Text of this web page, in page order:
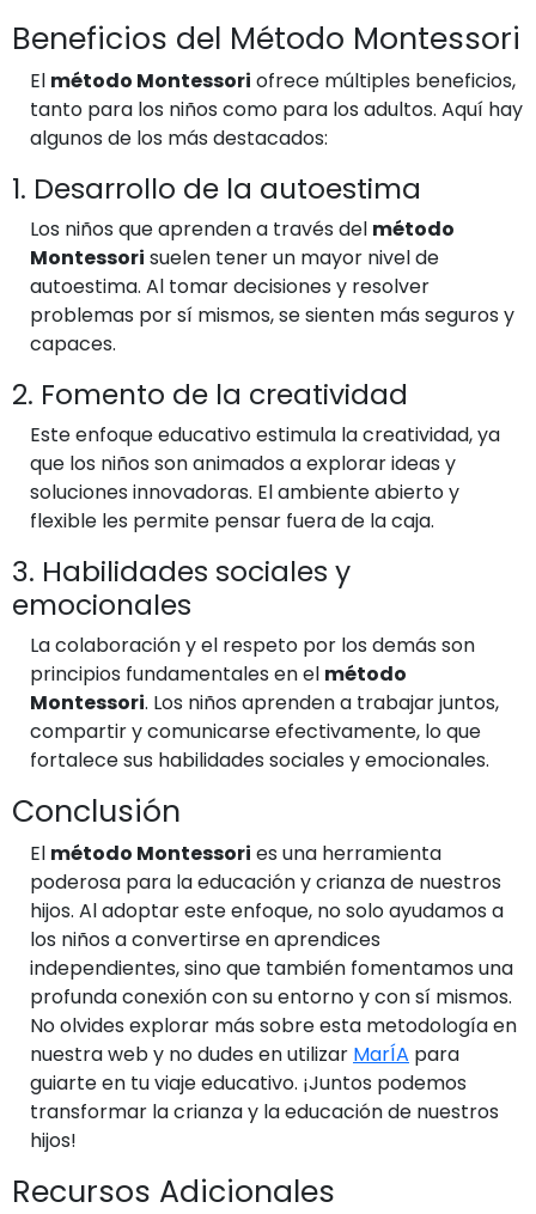
Beneficios del Método Montessori
El método Montessori ofrece múltiples beneficios,
tanto para los niños como para los adultos. Aquí hay
algunos de los más destacados:
1. Desarrollo de la autoestima
Los niños que aprenden a través del método
Montessori suelen tener un mayor nivel de
autoestima. Al tomar decisiones y resolver
problemas por sí mismos, se sienten más seguros y
capaces.
2. Fomento de la creatividad
Este enfoque educativo estimula la creatividad, ya
que los niños son animados a explorar ideas y
soluciones innovadoras. El ambiente abierto y
flexible les permite pensar fuera de la caja.
3. Habilidades sociales y
emocionales
La colaboración y el respeto por los demás son
principios fundamentales en el método
Montessori. Los niños aprenden a trabajar juntos,
compartir y comunicarse efectivamente, lo que
fortalece sus habilidades sociales y emocionales.
Conclusión
El método Montessori es una herramienta
poderosa para la educación y crianza de nuestros
hijos. Al adoptar este enfoque, no solo ayudamos a
los niños a convertirse en aprendices
independientes, sino que también fomentamos una
profunda conexión con su entorno y con sí mismos.
No olvides explorar más sobre esta metodología en
nuestra web y no dudes en utilizar MarÍA para
guiarte en tu viaje educativo. ¡Juntos podemos
transformar la crianza y la educación de nuestros
hijos!
Recursos Adicionales